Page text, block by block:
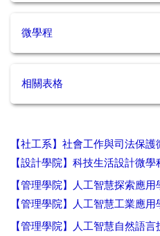
微學程
相關表格
【社工系】社會工作與司法保護
【設計學院】科技生活設計微學
【管理學院】人工智慧探索應用
【管理學院】人工智慧工業應用
【管理學院】人工智慧自然語